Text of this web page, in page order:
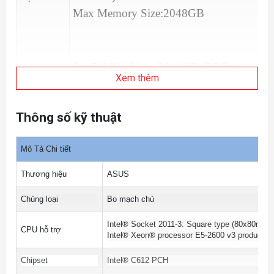
Max Memory Size:2048GB
8 x DIMM, Max. 2048GB, DDR4
3200/3000/2933/2800/2666/2400/2133
Un-buffered, U-DIMM, R-DIMM and
3DS R-DIMM Memory*
8 Channel Memory Architecture
Khe cắm
7 x PCIe 4.0/3.0 x16 slot(s)*
* Support PCIe bandwidth bifurcation
Xem thêm
Thông số kỹ thuật
Mô Tả Chi tiết
Thương hiệu ASUS
Chủng loại Bo mạch chủ
CPU hỗ trợ
Intel® Socket 2011-3: Square type
Intel® Xeon® processor E5-2600 v3 product
Chipset Intel® C612 PCH